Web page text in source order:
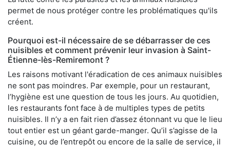
permet de nous protéger contre les problématiques qu'ils
créent.
Pourquoi est-il nécessaire de se débarrasser de ces
nuisibles et comment prévenir leur invasion à Saint-
Étienne-lès-Remiremont ?
Les raisons motivant l'éradication de ces animaux nuisibles
ne sont pas moindres. Par exemple, pour un restaurant,
l’hygiène est une question de tous les jours. Au quotidien,
les restaurants font face à de multiples types de petits
nuisibles. Il n’y a en fait rien d’assez étonnant vu que le lieu
tout entier est un géant garde-manger. Qu’il s’agisse de la
cuisine, ou de l’entrepôt ou encore de la salle de service, il